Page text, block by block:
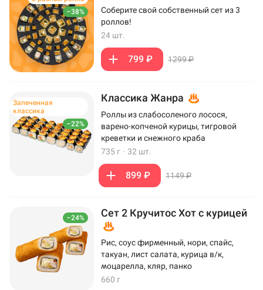
–38%
Соберите свой собственный сет из 3
роллов!
24 шт.
799 ₽ 1299 ₽
–22%
Запеченная
классика
Классика Жанра
Роллы из слабосоленого лосося,
варено-копченой курицы, тигровой
креветки и снежного краба
735 г · 32 шт.
899 ₽ 1149 ₽
–24% Сет 2 Кручитос Хот с курицей
Рис, соус фирменный, нори, спайс,
такуан, лист салата, курица в/к,
моцарелла, кляр, панко
660 г